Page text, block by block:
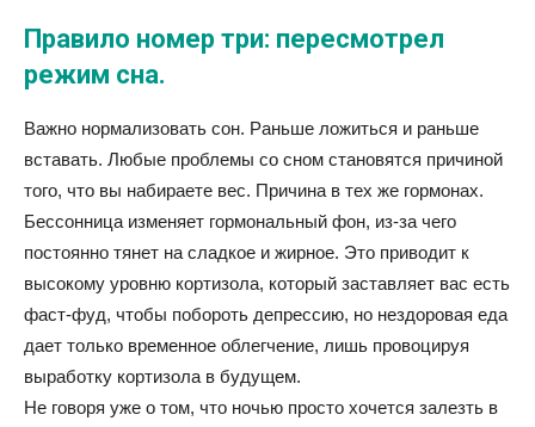
Правило номер три: пересмотрел
режим сна.
Важно нормализовать сон. Раньше ложиться и раньше
вставать. Любые проблемы со сном становятся причиной
того, что вы набираете вес. Причина в тех же гормонах.
Бессонница изменяет гормональный фон, из-за чего
постоянно тянет на сладкое и жирное. Это приводит к
высокому уровню кортизола, который заставляет вас есть
фаст-фуд, чтобы побороть депрессию, но нездоровая еда
дает только временное облегчение, лишь провоцируя
выработку кортизола в будущем.
Не говоря уже о том, что ночью просто хочется залезть в